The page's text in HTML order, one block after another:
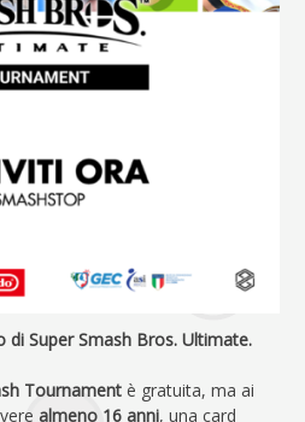
di Super Smash Bros. Ultimate.
Tournament è gratuita, ma ai
almeno 16 anni, una card